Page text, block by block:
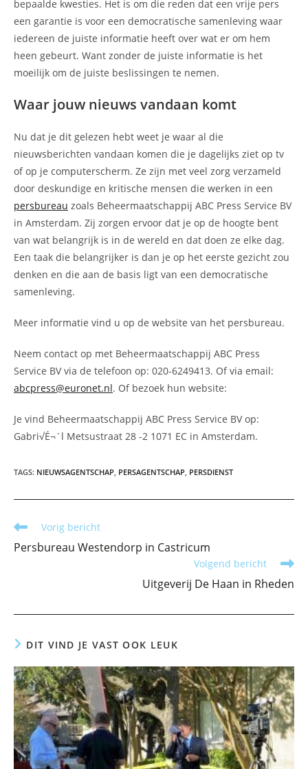
bepaalde kwesties. Het is om die reden dat een vrije pers
een garantie is voor een democratische samenleving waar
iedereen de juiste informatie heeft over wat er om hem
heen gebeurt. Want zonder de juiste informatie is het
moeilijk om de juiste beslissingen te nemen.
Waar jouw nieuws vandaan komt
Nu dat je dit gelezen hebt weet je waar al die
nieuwsberichten vandaan komen die je dagelijks ziet op tv
of op je computerscherm. Ze zijn met veel zorg verzameld
door deskundige en kritische mensen die werken in een
persbureau zoals Beheermaatschappij ABC Press Service BV
in Amsterdam. Zij zorgen ervoor dat je op de hoogte bent
van wat belangrijk is in de wereld en dat doen ze elke dag.
Een taak die belangrijker is dan je op het eerste gezicht zou
denken en die aan de basis ligt van een democratische
samenleving.
Meer informatie vind u op de website van het persbureau.
Neem contact op met Beheermaatschappij ABC Press
Service BV via de telefoon op: 020-6249413. Of via email:
abcpress@euronet.nl. Of bezoek hun website:
Je vind Beheermaatschappij ABC Press Service BV op:
Gabri√É¬´l Metsustraat 28 -2 1071 EC in Amsterdam.
TAGS: NIEUWSAGENTSCHAP, PERSAGENTSCHAP, PERSDIENST
Lees
artikelen
Vorig bericht
Persbureau Westendorp in Castricum
Volgend bericht
Uitgeverij De Haan in Rheden
DIT VIND JE VAST OOK LEUK